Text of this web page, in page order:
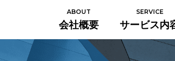
ABOUT
会社概要
SERVICE
サービス内